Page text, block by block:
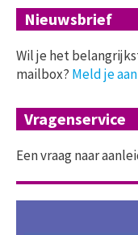
Nieuwsbrief
Wil je het
mailbox? Meld je
Vragenservice
Een vraag naar